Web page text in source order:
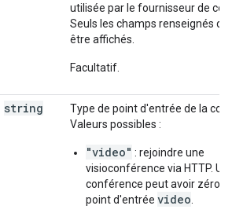
utilisée par le fournisseur de
Seuls les champs renseignés
être affichés.
Facultatif.
string
Type de point d'entrée de la
Valeurs possibles :
"video" : rejoindre une
visioconférence via HTTP.
conférence peut avoir zéro
point d'entrée video